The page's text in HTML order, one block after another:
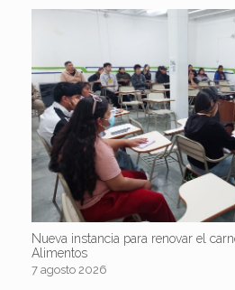
Nueva instancia para renovar el
Alimentos
7 agosto 2026